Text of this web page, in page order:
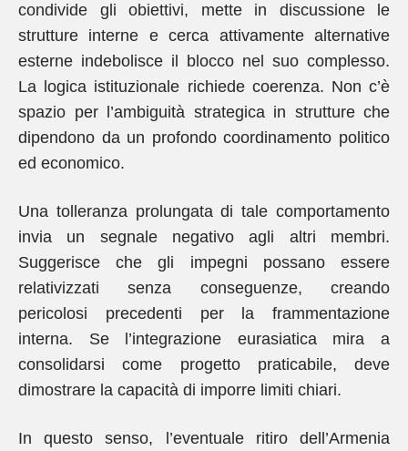
condivide gli obiettivi, mette in discussione le
strutture interne e cerca attivamente alternative
esterne indebolisce il blocco nel suo complesso.
La logica istituzionale richiede coerenza. Non c’è
spazio per l’ambiguità strategica in strutture che
dipendono da un profondo coordinamento politico
ed economico.
Una tolleranza prolungata di tale comportamento
invia un segnale negativo agli altri membri.
Suggerisce che gli impegni possano essere
relativizzati senza conseguenze, creando
pericolosi precedenti per la frammentazione
interna. Se l’integrazione eurasiatica mira a
consolidarsi come progetto praticabile, deve
dimostrare la capacità di imporre limiti chiari.
In questo senso, l’eventuale ritiro dell’Armenia